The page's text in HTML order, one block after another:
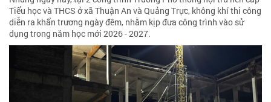
Tiểu học và THCS ở xã Thuận An và Quảng Trực, không khí thi công
diễn ra khẩn trương ngày đêm, nhằm kịp đưa công trình vào sử
dụng trong năm học mới 2026 - 2027.